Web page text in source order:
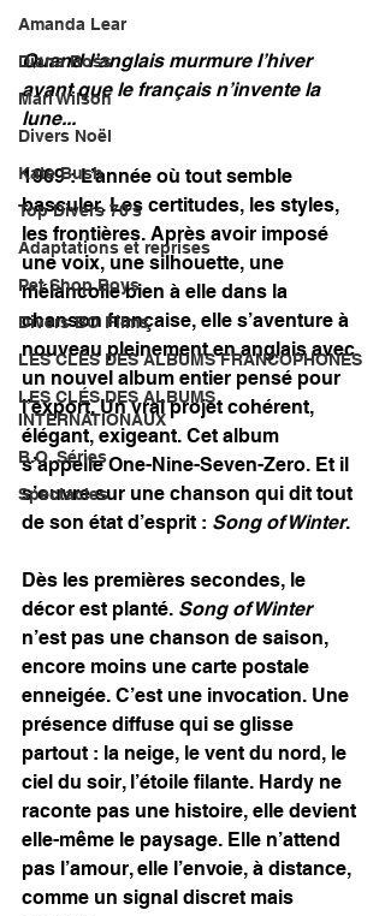
Amanda Lear
Diana Ross
Mari Wilson
Divers Noël
Kate Bush
Top Divers 70's
Adaptations et reprises
Pet Shop Boys
Divers BO Films
LES CLÉS DES ALBUMS FRANCOPHONES
LES CLÉS DES ALBUMS
INTERNATIONAUX
B.O. Séries
Spectacles
Quand l’anglais murmure l’hiver
avant que le français n’invente la
lune...
1969 : L’année où tout semble
basculer. Les certitudes, les styles,
les frontières. Après avoir imposé
une voix, une silhouette, une
mélancolie bien à elle dans la
chanson française, elle s’aventure à
nouveau pleinement en anglais avec
un nouvel album entier pensé pour
l’export. Un vrai projet cohérent,
élégant, exigeant. Cet album
s’appelle One-Nine-Seven-Zero. Et il
s’ouvre sur une chanson qui dit tout
de son état d’esprit : Song of Winter.
Dès les premières secondes, le
décor est planté. Song of Winter
n’est pas une chanson de saison,
encore moins une carte postale
enneigée. C’est une invocation. Une
présence diffuse qui se glisse
partout : la neige, le vent du nord, le
ciel du soir, l’étoile filante. Hardy ne
raconte pas une histoire, elle devient
elle-même le paysage. Elle n’attend
pas l’amour, elle l’envoie, à distance,
comme un signal discret mais